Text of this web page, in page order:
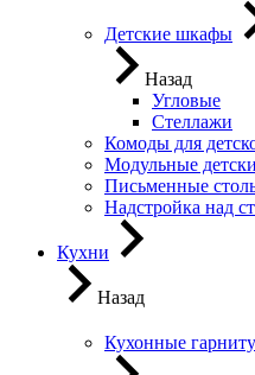
Детские шкафы
Назад
Угловые
Стеллажи
Комоды для
Модульные
Письменные
Надстройка над
Кухни
Назад
Кухонные